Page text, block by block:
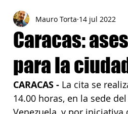
VENEZUELA BOLIVIA CILE
EL SALVADOR GUATEMALA
PARAGUAY PERU'
Caracas:
para la
Mauro Torta 14 jul 2022
CARACAS - La cita se
14.00 horas, en la sede